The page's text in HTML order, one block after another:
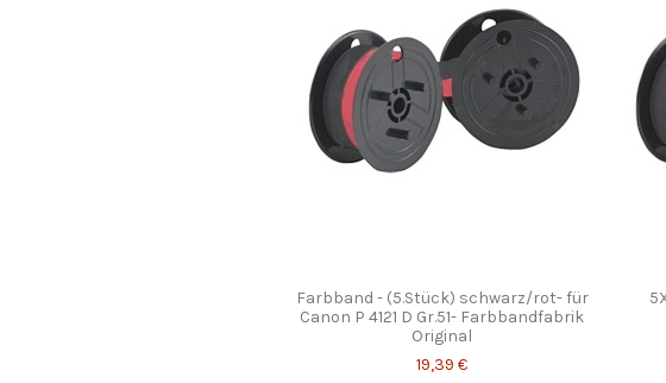
Farbband - (5.Stück) schwarz/rot- für
Canon P 4121 D Gr.51- Farbbandfabrik
Original
19,39 €